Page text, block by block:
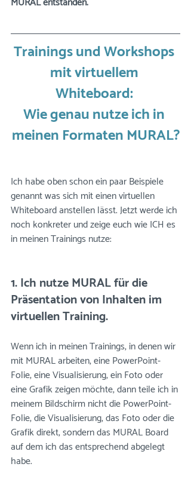
Trainings und Workshops
mit virtuellem
Whiteboard:
Wie genau nutze ich in
meinen Formaten MURAL?
Ich habe oben schon ein paar Beispiele
genannt was sich mit einen virtuellen
Whiteboard anstellen lässt. Jetzt werde ich
noch konkreter und zeige euch wie ICH es
in meinen Trainings nutze:
1. Ich nutze MURAL für die
Präsentation von Inhalten im
virtuellen Training.
Wenn ich in meinen Trainings, in denen wir
mit MURAL arbeiten, eine PowerPoint-
Folie, eine Visualisierung, ein Foto oder
eine Grafik zeigen möchte, dann teile ich in
meinem Bildschirm nicht die PowerPoint-
Folie, die Visualisierung, das Foto oder die
Grafik direkt, sondern das MURAL Board
auf dem ich das entsprechend abgelegt
habe.